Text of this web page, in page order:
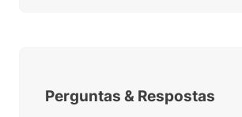
Perguntas & Respostas